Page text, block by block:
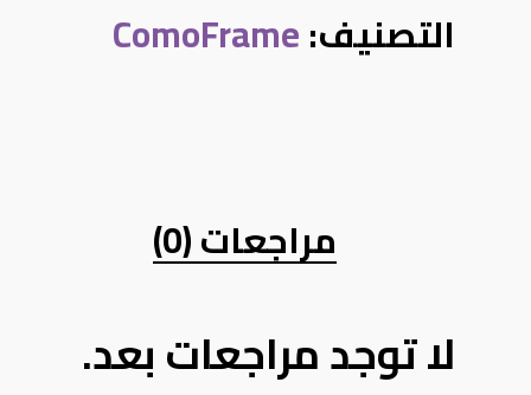
التصنيف:ComoFrame
مراجعات (0)
لا توجد مراجعات بعد.